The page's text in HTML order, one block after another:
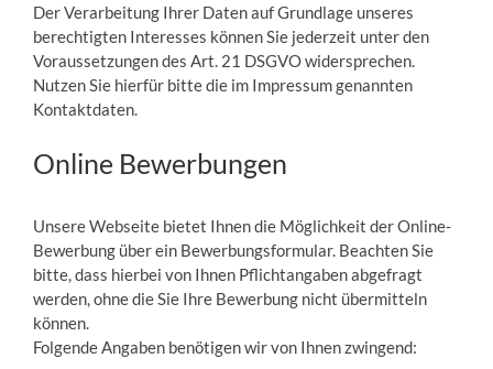
Der Verarbeitung Ihrer Daten auf Grundlage unseres
berechtigten Interesses können Sie jederzeit unter den
Voraussetzungen des Art. 21 DSGVO widersprechen.
Nutzen Sie hierfür bitte die im Impressum genannten
Kontaktdaten.
Online Bewerbungen
Unsere Webseite bietet Ihnen die Möglichkeit der Online-
Bewerbung über ein Bewerbungsformular. Beachten Sie
bitte, dass hierbei von Ihnen Pflichtangaben abgefragt
werden, ohne die Sie Ihre Bewerbung nicht übermitteln
können.
Folgende Angaben benötigen wir von Ihnen zwingend: